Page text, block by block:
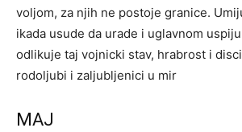
voljom, za njih ne postoje granice.
ikada usude da urade i uglavnom
odlikuje taj vojnicki stav, hrabrost i
rodoljubi i zaljubljenici u mir
MAJ